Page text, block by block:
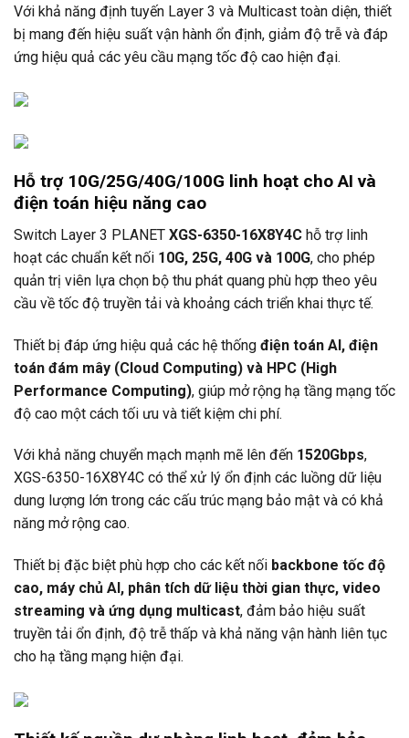
Với khả năng định tuyến Layer 3 và Multicast toàn diện, thiết
bị mang đến hiệu suất vận hành ổn định, giảm độ trễ và đáp
ứng hiệu quả các yêu cầu mạng tốc độ cao hiện đại.
Hỗ trợ 10G/25G/40G/100G linh hoạt cho AI và
điện toán hiệu năng cao
Switch Layer 3 PLANET XGS-6350-16X8Y4C hỗ trợ linh
hoạt các chuẩn kết nối 10G, 25G, 40G và 100G, cho phép
quản trị viên lựa chọn bộ thu phát quang phù hợp theo yêu
cầu về tốc độ truyền tải và khoảng cách triển khai thực tế.
Thiết bị đáp ứng hiệu quả các hệ thống điện toán AI, điện
toán đám mây (Cloud Computing) và HPC (High
Performance Computing), giúp mở rộng hạ tầng mạng tốc
độ cao một cách tối ưu và tiết kiệm chi phí.
Với khả năng chuyển mạch mạnh mẽ lên đến 1520Gbps,
XGS-6350-16X8Y4C có thể xử lý ổn định các luồng dữ liệu
dung lượng lớn trong các cấu trúc mạng bảo mật và có khả
năng mở rộng cao.
Thiết bị đặc biệt phù hợp cho các kết nối backbone tốc độ
cao, máy chủ AI, phân tích dữ liệu thời gian thực, video
streaming và ứng dụng multicast, đảm bảo hiệu suất
truyền tải ổn định, độ trễ thấp và khả năng vận hành liên tục
cho hạ tầng mạng hiện đại.